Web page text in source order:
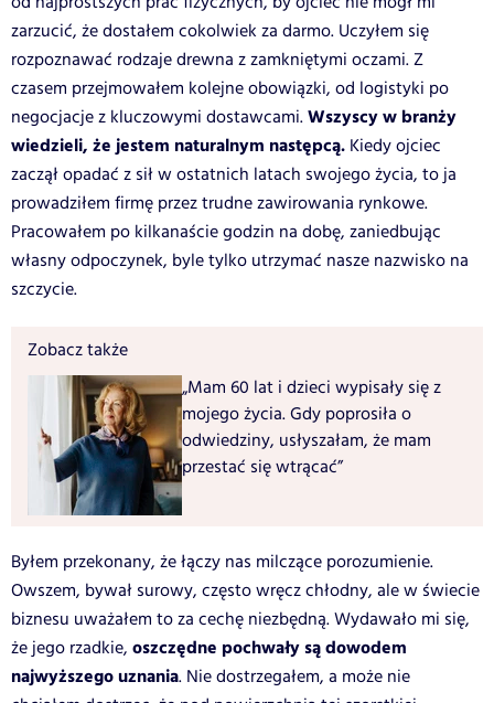
zarzucić, że dostałem cokolwiek za darmo. Uczyłem się
rozpoznawać rodzaje drewna z zamkniętymi oczami. Z
czasem przejmowałem kolejne obowiązki, od logistyki po
negocjacje z kluczowymi dostawcami.Wszyscy w branży
wiedzieli, że jestem naturalnym następcą. Kiedy ojciec
zaczął opadać z sił w ostatnich latach swojego życia, to ja
prowadziłem firmę przez trudne zawirowania rynkowe.
Pracowałem po kilkanaście godzin na dobę, zaniedbując
własny odpoczynek, byle tylko utrzymać nasze nazwisko na
szczycie.
Zobacz także
„Mam 60 lat i dzieci wypisały się z
mojego życia. Gdy poprosiła o
odwiedziny, usłyszałam, że mam
przestać się wtrącać”
Byłem przekonany, że łączy nas milczące porozumienie.
Owszem, bywał surowy, często wręcz chłodny, ale w świecie
biznesu uważałem to za cechę niezbędną. Wydawało mi się,
że jego rzadkie, oszczędne pochwały są dowodem
najwyższego uznania. Nie dostrzegałem, a może nie